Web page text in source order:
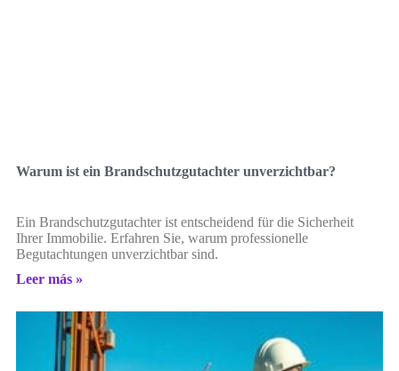
Warum ist ein Brandschutzgutachter unverzichtbar?
Ein Brandschutzgutachter ist entscheidend für die Sicherheit
Ihrer Immobilie. Erfahren Sie, warum professionelle
Begutachtungen unverzichtbar sind.
Leer más »